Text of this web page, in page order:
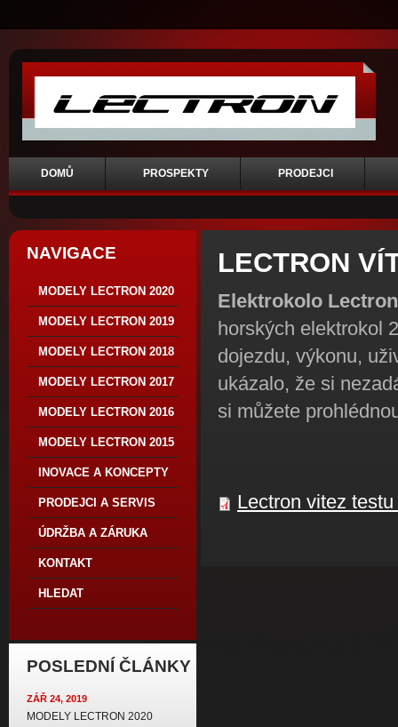
DOMŮ PROSPEKTY PRODEJCI
NAVIGACE
MODELY LECTRON 2020
MODELY LECTRON 2019
MODELY LECTRON 2018
MODELY LECTRON 2017
MODELY LECTRON 2016
MODELY LECTRON 2015
INOVACE A KONCEPTY
PRODEJCI A SERVIS
ÚDRŽBA A ZÁRUKA
KONTAKT
HLEDAT
POSLEDNÍ ČLÁNKY
ZÁŘ 24, 2019
MODELY LECTRON 2020
LECTRON
Elektrokolo
horských elektrokol
dojezdu, výkonu,
ukázalo, že si
si můžete
Lectron vitez